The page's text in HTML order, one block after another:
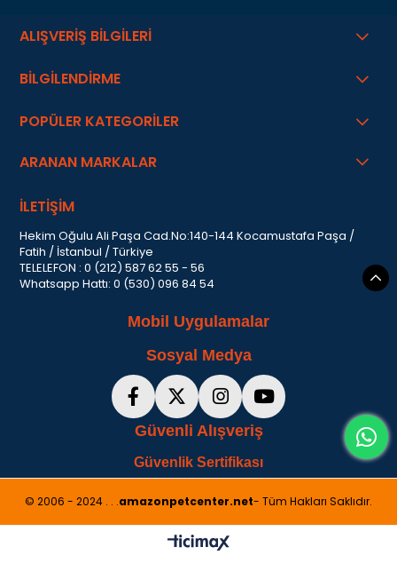
ALIŞVERİŞ BİLGİLERİ
BİLGİLENDİRME
POPÜLER KATEGORİLER
ARANAN MARKALAR
İLETİŞİM
Hekim Oğulu Ali Paşa Cad.No:140-144 Kocamustafa Paşa /
Fatih / İstanbul / Türkiye
TELELEFON : 0 (212) 587 62 55 - 56
Whatsapp Hattı: 0 (530) 096 84 54
Mobil Uygulamalar
Sosyal Medya
Güvenli Alışveriş
Güvenlik Sertifikası
© 2006 - 2024 . . .amazonpetcenter.net- Tüm Hakları Saklıdır.